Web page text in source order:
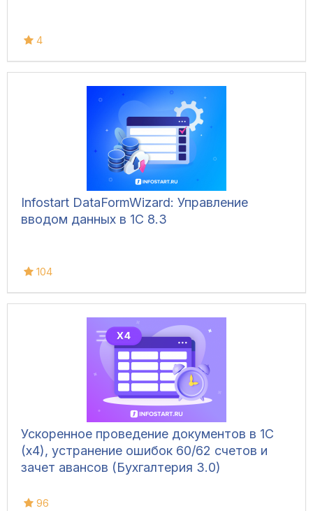
4
Infostart DataFormWizard: Управление
вводом данных в 1С 8.3
104
Ускоренное проведение документов в 1С
(x4), устранение ошибок 60/62 счетов и
зачет авансов (Бухгалтерия 3.0)
96